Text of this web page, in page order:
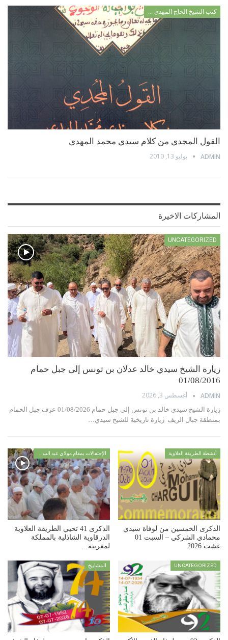
كتب الشيخ الحاج المهدي بن تونس
القول المجدي من كلام سيدي محمد المهدي
ADMIN يوليو 13, 2010
المشاركات الاخيرة
UNCATEGORIZED
زيارة الشيخ سيدي خالد عدلان بن تونس إلى جبل حمام
01/08/2016
ADMIN أغسطس 3, 2026
زيارة الشيخ سيدي خالد بن تونس إلى جبل حمام 01/08/2026 عرف جبل الحمام
بمنطقة جبال الريف زيارة تاريخية للشيخ سيدي…
أنشطة الطريقة العلاوية
الذكرى الخمسين من لوفاة سيدي
محمادي الشركي – السبت 01
غشت 2026
الذكرى 41 تحيي الطريقة العلاوية
الدرقاوية الشاذلية بالمملكة
لمغربية…
UNCATEGORIZED المشاييخ